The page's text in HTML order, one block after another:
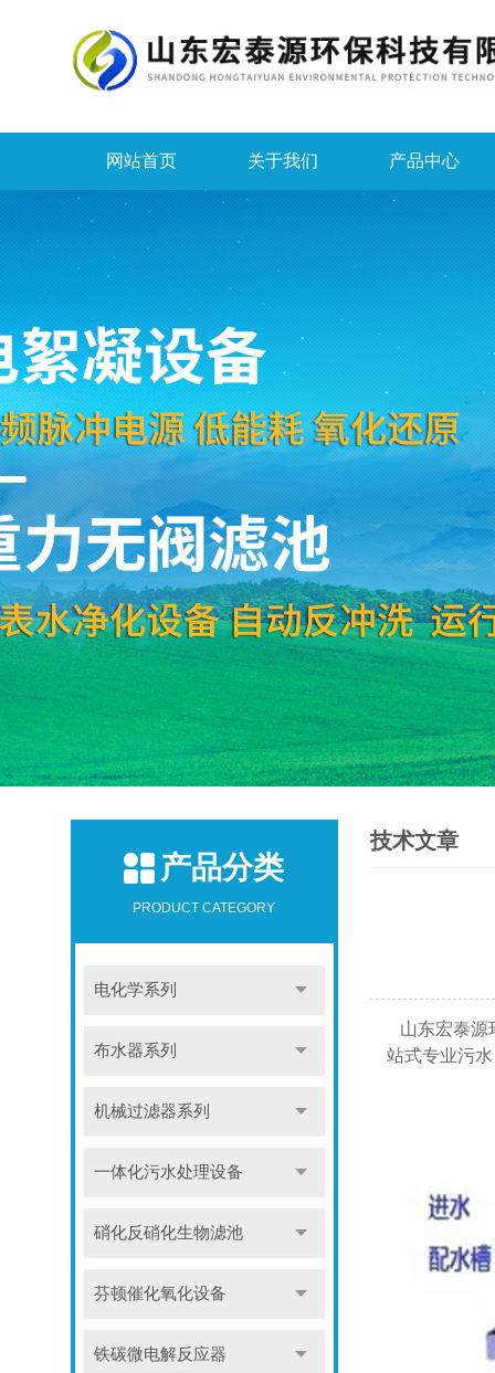
网站首页 关于我们 产品中心
产品分类
PRODUCT CATEGORY
电化学系列
布水器系列
机械过滤器系列
一体化污水处理设备
硝化反硝化生物滤池
芬顿催化氧化设备
铁碳微电解反应器
技术文章
山东宏泰源
站式专业污